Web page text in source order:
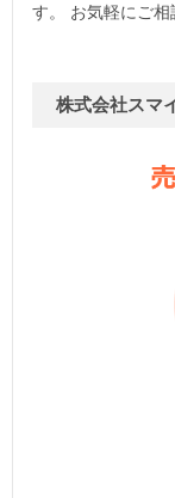
す。 お気軽にご相
株式会社スマ